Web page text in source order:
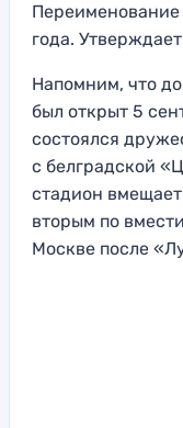
Переименование
года.
Напомним, что
был открыт 5
состоялся
с белградской
стадион
вторым по
Москве после